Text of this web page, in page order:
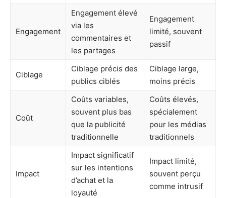
Engagement
Engagement élevé
via les
commentaires et
les partages
Engagement
limité, souvent
passif
Ciblage
Ciblage précis des
publics ciblés
Ciblage large,
moins précis
Coût
Coûts variables,
souvent plus bas
que la publicité
traditionnelle
Coûts élevés,
spécialement
pour les médias
traditionnels
Impact
Impact significatif
sur les intentions
d’achat et la
loyauté
Impact limité,
souvent perçu
comme intrusif